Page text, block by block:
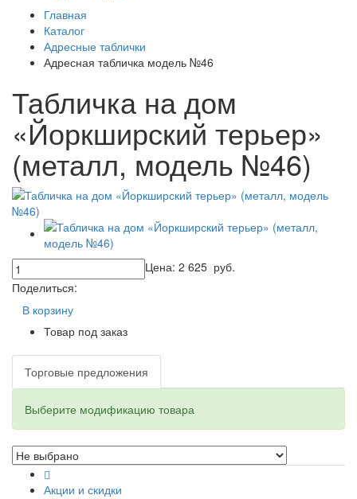
Главная
Каталог
Адресные таблички
Адресная табличка модель №46
Табличка на дом
«Йоркширский терьер»
(металл, модель №46)
Цена: 2 625 руб.
Поделиться:
В корзину
Товар под заказ
Торговые предложения
Выберите модификацию товара
Акции и скидки